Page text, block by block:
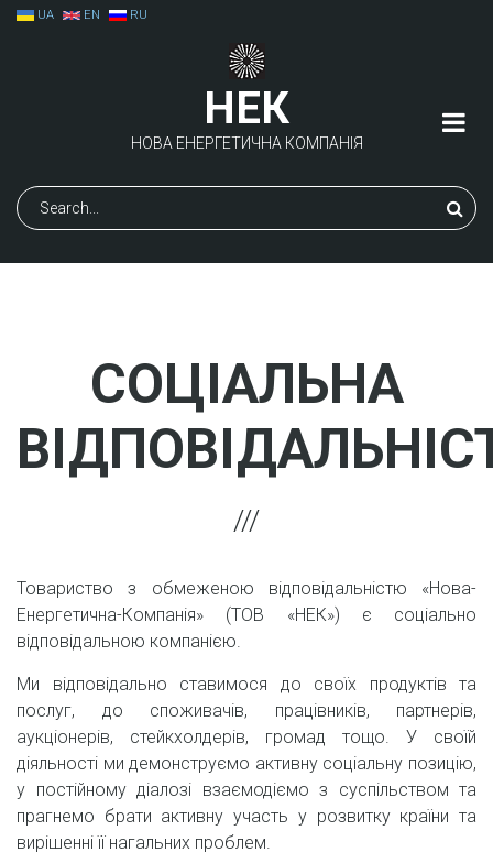
Перейти
UA EN RU
НЕК
НОВА ЕНЕРГЕТИЧНА КОМПАНІЯ
Пошук
СОЦІАЛЬНА
Товариство з обмеженою відповідальністю «Нова-
Енергетична-Компанія» (ТОВ «НЕК») є соціально
відповідальною компанією.
Ми відповідально ставимося до своїх продуктів та
послуг, до споживачів, працівників, партнерів,
аукціонерів, стейкхолдерів, громад тощо. У своїй
діяльності ми демонструємо активну соціальну позицію,
у постійному діалозі взаємодіємо з суспільством та
прагнемо брати активну участь у розвитку країни та
вирішенні її нагальних проблем.